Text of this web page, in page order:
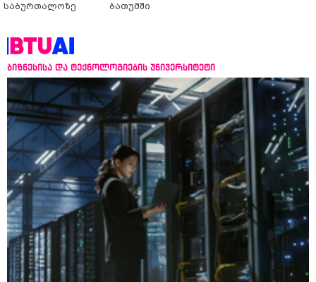
საბურთალოზე
ბათუმში
ბიზნესისა და ტექნოლოგიების უნივერსიტეტი